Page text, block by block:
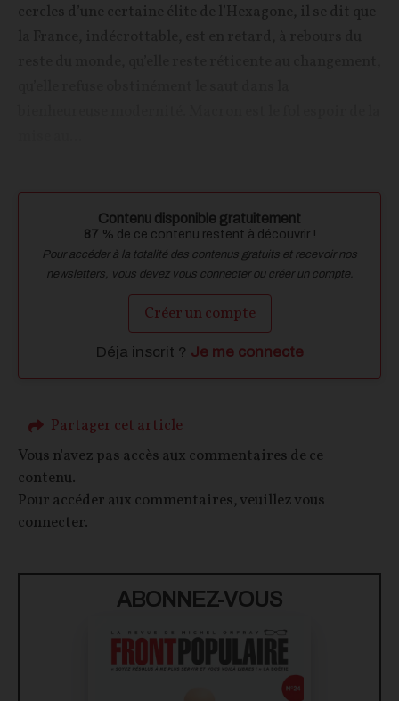
Contenu disponible gratuitement
87 % de ce contenu restent à découvrir !
Pour accéder à la totalité des contenus gratuits et recevoir nos
newsletters, vous devez vous connecter ou créer un compte.
Créer un compte
Déja inscrit ? Je me connecte
Partager cet article
Vous n'avez pas accès aux commentaires de ce
contenu.
Pour accéder aux commentaires, veuillez vous
connecter.
ABONNEZ-VOUS